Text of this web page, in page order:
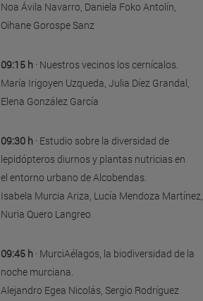
Noa Ávila Navarro, Daniela Foko Antolín,
Oihane Gorospe Sanz
09:15 h · Nuestros vecinos los cernícalos.
María Irigoyen Uzqueda, Julia Díez Grandal,
Elena González García
09:30 h · Estudio sobre la diversidad de
lepidópteros diurnos y plantas nutricias en
el entorno urbano de Alcobendas.
Isabela Murcia Ariza, Lucía Mendoza Martínez,
Nuria Quero Langreo
09:45 h · MurciAélagos, la biodiversidad de la
noche murciana.
Alejandro Egea Nicolás, Sergio Rodríguez